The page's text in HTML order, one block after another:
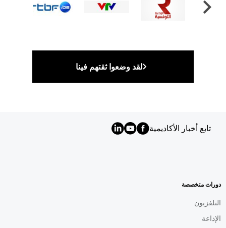
لقد وضعوا ثقتهم فينا
تابع أخبار الأكاديمية
AR
دورات متخصصة
التلفزيون
الإذاعة